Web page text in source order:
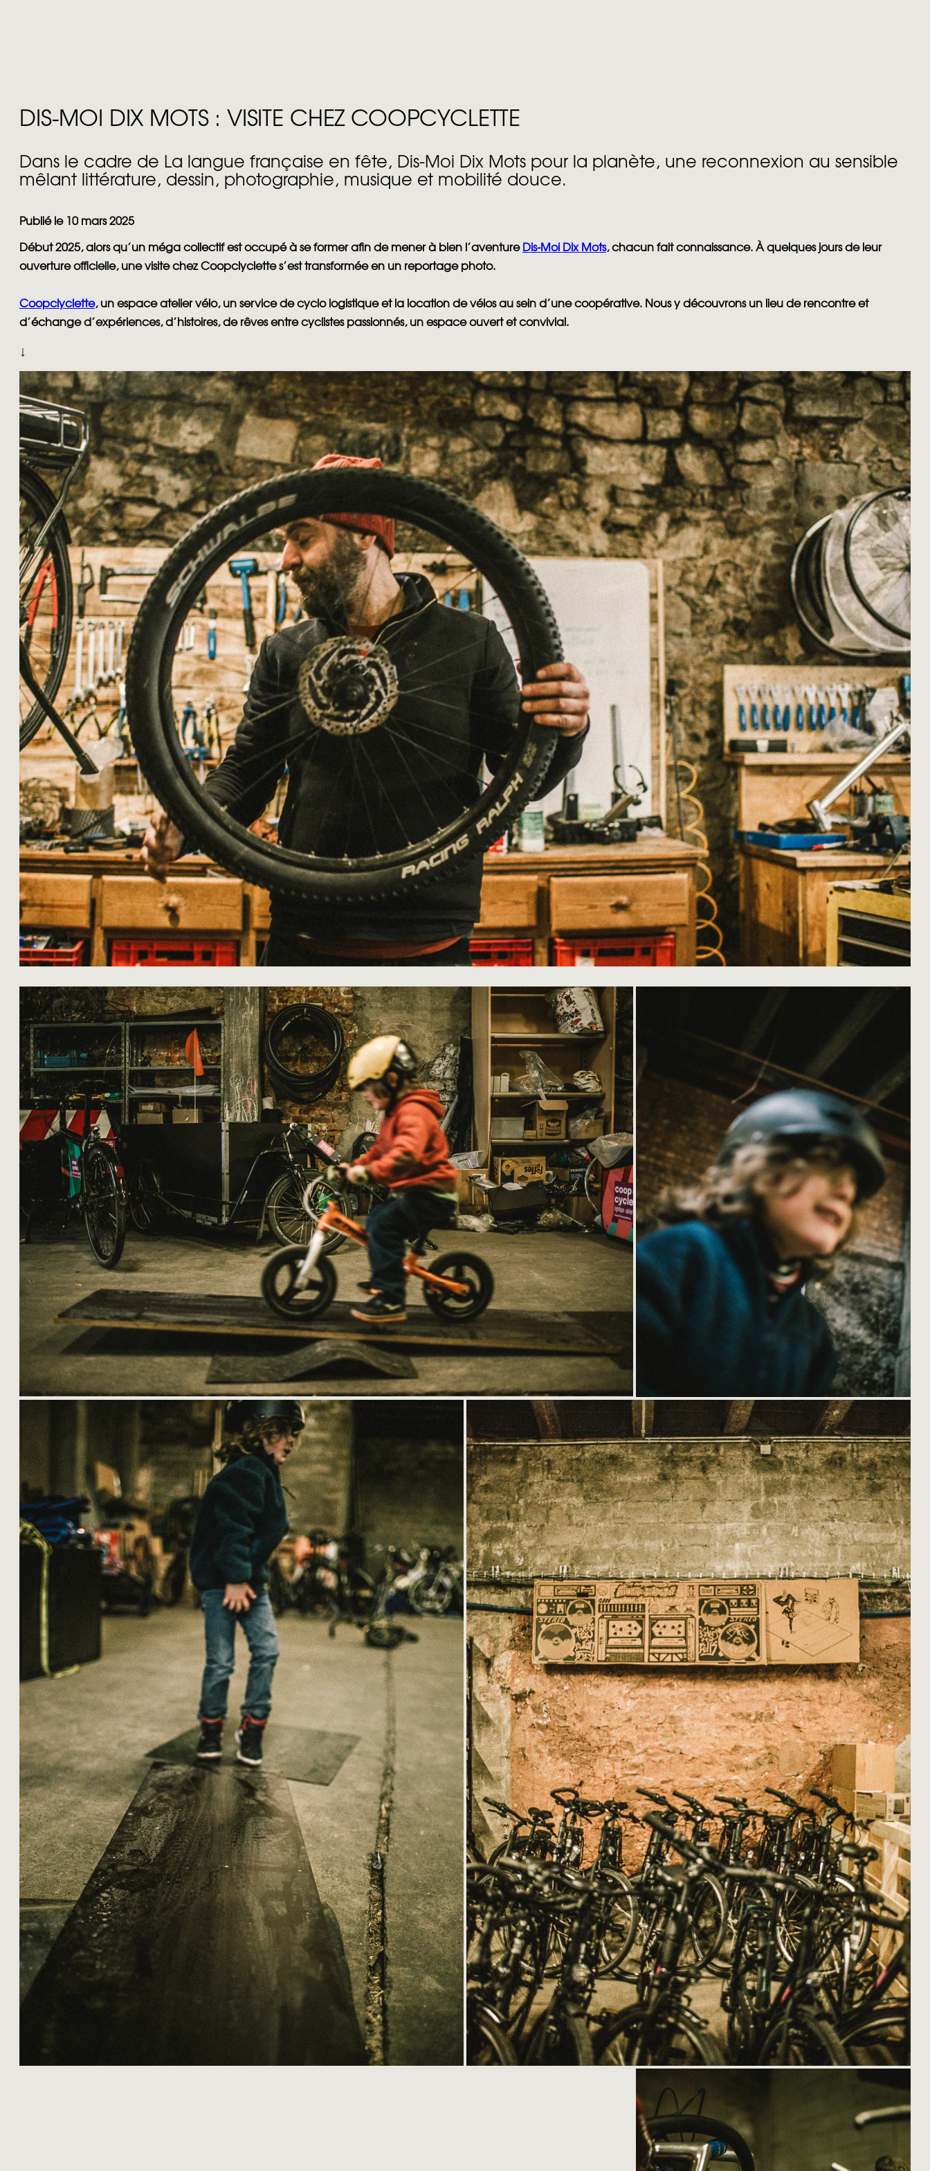
DIS-MOI DIX MOTS : VISITE CHEZ COOPCYCLETTE
Dans le cadre de La langue française en fête, Dis-Moi Dix Mots pour la planète, une reconnexion au sensible
mêlant littérature, dessin, photographie, musique et mobilité douce.
Publié le 10 mars 2025
Début 2025, alors qu’un méga collectif est occupé à se former afin de mener à bien l’aventure Dis-Moi Dix Mots, chacun fait connaissance. À quelques jours de leur
ouverture officielle, une visite chez Coopclyclette s’est transformée en un reportage photo.
Coopclyclette, un espace atelier vélo, un service de cyclo logistique et la location de vélos au sein d’une coopérative. Nous y découvrons un lieu de rencontre et
d’échange d’expériences, d’histoires, de rêves entre cyclistes passionnés, un espace ouvert et convivial.
↓